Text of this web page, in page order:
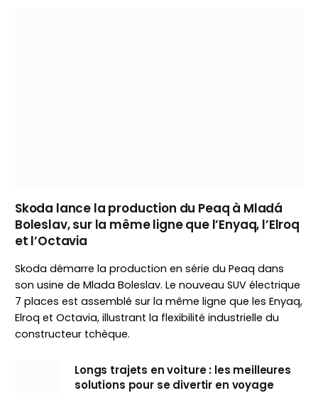
Skoda lance la production du Peaq à Mladá
Boleslav, sur la même ligne que l’Enyaq, l’Elroq
et l’Octavia
Skoda démarre la production en série du Peaq dans
son usine de Mlada Boleslav. Le nouveau SUV électrique
7 places est assemblé sur la même ligne que les Enyaq,
Elroq et Octavia, illustrant la flexibilité industrielle du
constructeur tchèque.
Longs trajets en voiture : les meilleures
solutions pour se divertir en voyage